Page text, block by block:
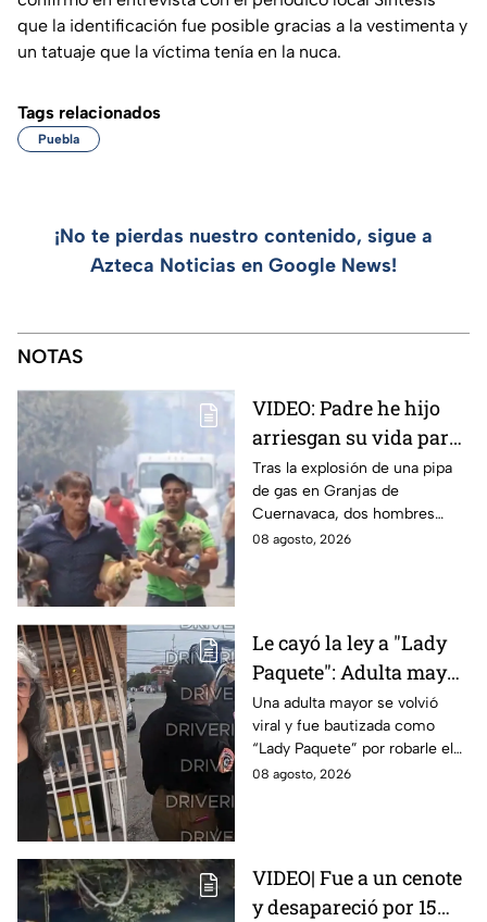
que la identificación fue posible gracias a la vestimenta y
un tatuaje que la víctima tenía en la nuca.
Tags relacionados
Puebla
¡No te pierdas nuestro contenido, sigue a
Azteca Noticias en Google News!
NOTAS
VIDEO: Padre he hijo
arriesgan su vida para
rescatar a sus perritos
tras la explosión de
pipa de gas en
Cuernavaca
Tras la explosión de una pipa
de gas en Granjas de
Cuernavaca, dos hombres
arriesgaron su vida para volver
08 agosto, 2026
Le cayó la ley a "Lady
Paquete": Adulta mayor
le roba celular a
repartidor y la policía
va por ella a su casa
Una adulta mayor se volvió
viral y fue bautizada como
“Lady Paquete” por robarle el
celular a un repartidor en
08 agosto, 2026
VIDEO| Fue a un cenote
y desapareció por 15